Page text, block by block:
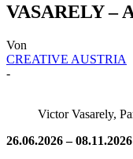
VASARELY –
Von
CREATIVE AUSTRIA
-
Victor Vasarely,
26.06.2026 – 08.11.2026